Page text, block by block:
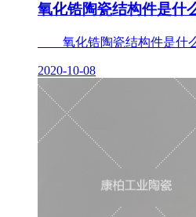
氧化锆陶瓷结构件是什
氧化锆陶瓷结构件是什么
2020-10-08